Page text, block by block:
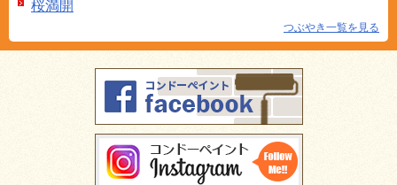
桜満開
つぶやき一覧を見る